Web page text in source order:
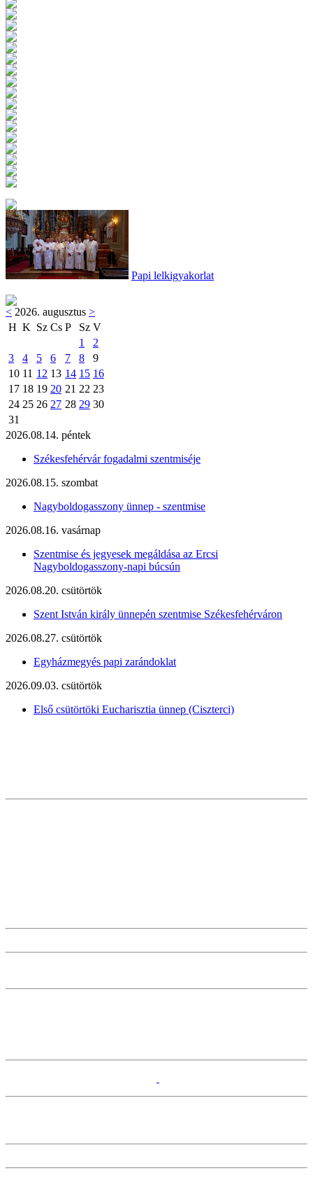
Papi lelkigyakorlat
< 2026. augusztus >
H K Sz Cs P Sz V
1
2
3
4 5 6 7 8
9
10 11 12 13 14 15 16
17 18 19 20 21 22 23
24 25 26 27 28 29 30
31
2026.08.14. péntek
Székesfehérvár fogadalmi szentmiséje
2026.08.15. szombat
Nagyboldogasszony ünnep - szentmise
2026.08.16. vasárnap
Szentmise és jegyesek megáldása az Ercsi
Nagyboldogasszony-napi búcsún
2026.08.20. csütörtök
Szent István király ünnepén szentmise Székesfehérváron
2026.08.27. csütörtök
Egyházmegyés papi zarándoklat
2026.09.03. csütörtök
Első csütörtöki Eucharisztia ünnep (Ciszterci)